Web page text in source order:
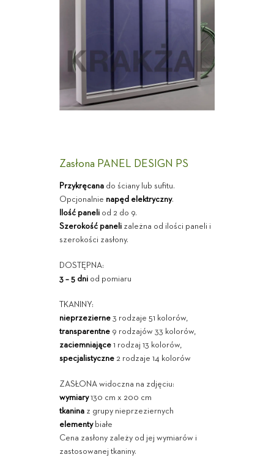
Zasłona PANEL DESIGN PS
Przykręcanado ściany lub sufitu.
Opcjonalnie napęd elektryczny.
Ilość paneliod 2 do 9.
Szerokość panelizależna od ilości paneli i
szerokości zasłony.
DOSTĘPNA:
3 – 5 dniod pomiaru
TKANINY:
nieprzezierne3 rodzaje 51 kolorów,
transparentne9 rodzajów 33 kolorów,
zaciemniające1 rodzaj 13 kolorów,
specjalistyczne2 rodzaje 14 kolorów
ZASŁONA widoczna na zdjęciu:
wymiary130 cm x 200 cm
tkaninaz grupy nieprzeziernych
elementybiałe
Cena zasłony zależy od jej wymiarów i
zastosowanej tkaniny.